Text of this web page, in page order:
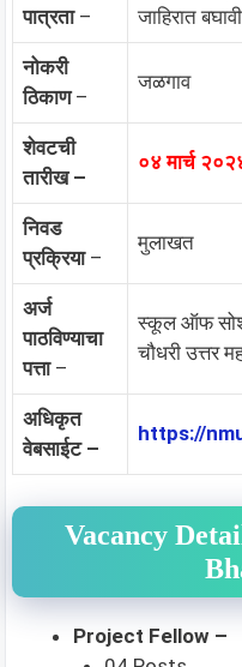
पात्रता–
जाहिरात
नोकरी
ठिकाण–
जळगाव
शेवटची
तारीख –
०४ मार्च
निवड
प्रक्रिया–
मुलाखत
अर्ज
पाठविण्याचा
पत्ता–
स्कूल ऑफ
चौधरी उत्तर
अधिकृत
वेबसाईट –
https://
Vacancy
Project Fellow –